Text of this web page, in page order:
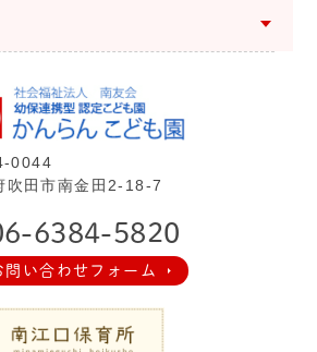
0044
吹⽥市南⾦⽥2-18-7
6384-5820
問い合わせフォーム